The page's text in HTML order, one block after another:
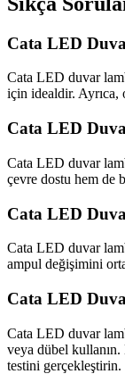
Cata LED
Cata LED duvar
için idealdir. Ayrıca,
Cata LED
Cata LED duvar
çevre dostu hem de
Cata LED
Cata LED duvar
ampul değişimini
Cata LED
Cata LED duvar
veya dübel
testini gerçekleştirin.